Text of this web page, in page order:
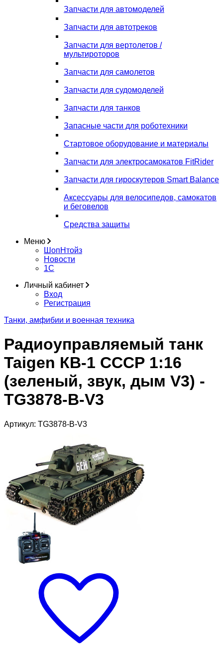
Запчасти для автомоделей
Запчасти для автотреков
Запчасти для вертолетов /
мультироторов
Запчасти для самолетов
Запчасти для судомоделей
Запчасти для танков
Запасные части для роботехники
Стартовое оборудование и материалы
Запчасти для электросамокатов FitRider
Запчасти для гироскутеров Smart Balance
Аксессуары для велосипедов, самокатов
и беговелов
Средства защиты
Меню
ШопНтойз
Новости
1C
Личный кабинет
Вход
Регистрация
Танки, амфибии и военная техника
Радиоуправляемый танк
Taigen КВ-1 СССР 1:16
(зеленый, звук, дым V3) -
TG3878-B-V3
Артикул: TG3878-B-V3